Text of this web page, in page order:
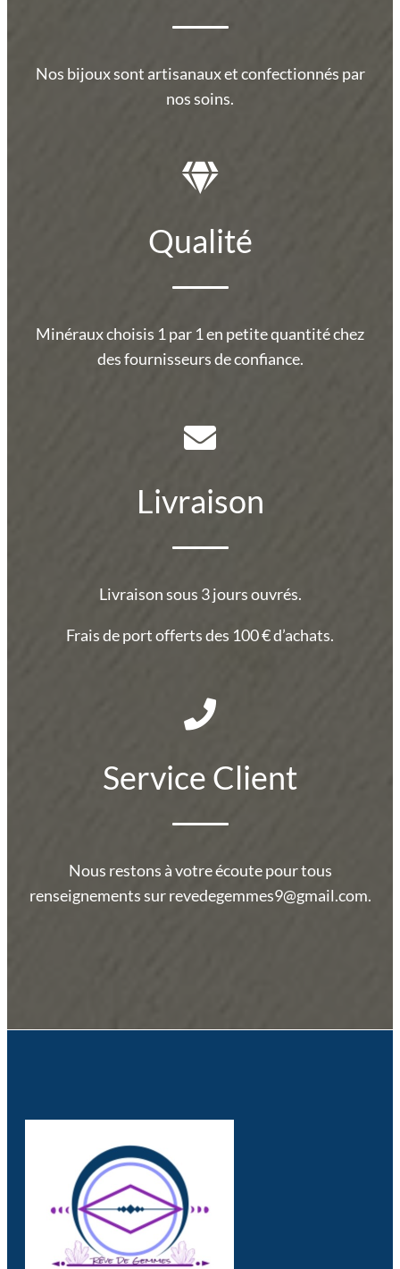
Nos bijoux sont artisanaux et confectionnés par
nos soins.
Qualité
Minéraux choisis 1 par 1 en petite quantité chez
des fournisseurs de confiance.
Livraison
Livraison sous 3 jours ouvrés.
Frais de port offerts des 100 € d’achats.
Service Client
Nous restons à votre écoute pour tous
renseignements sur revedegemmes9@gmail.com.